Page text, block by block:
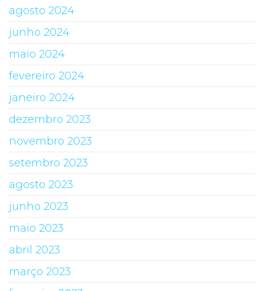
agosto 2024
junho 2024
maio 2024
fevereiro 2024
janeiro 2024
dezembro 2023
novembro 2023
setembro 2023
agosto 2023
junho 2023
maio 2023
abril 2023
março 2023